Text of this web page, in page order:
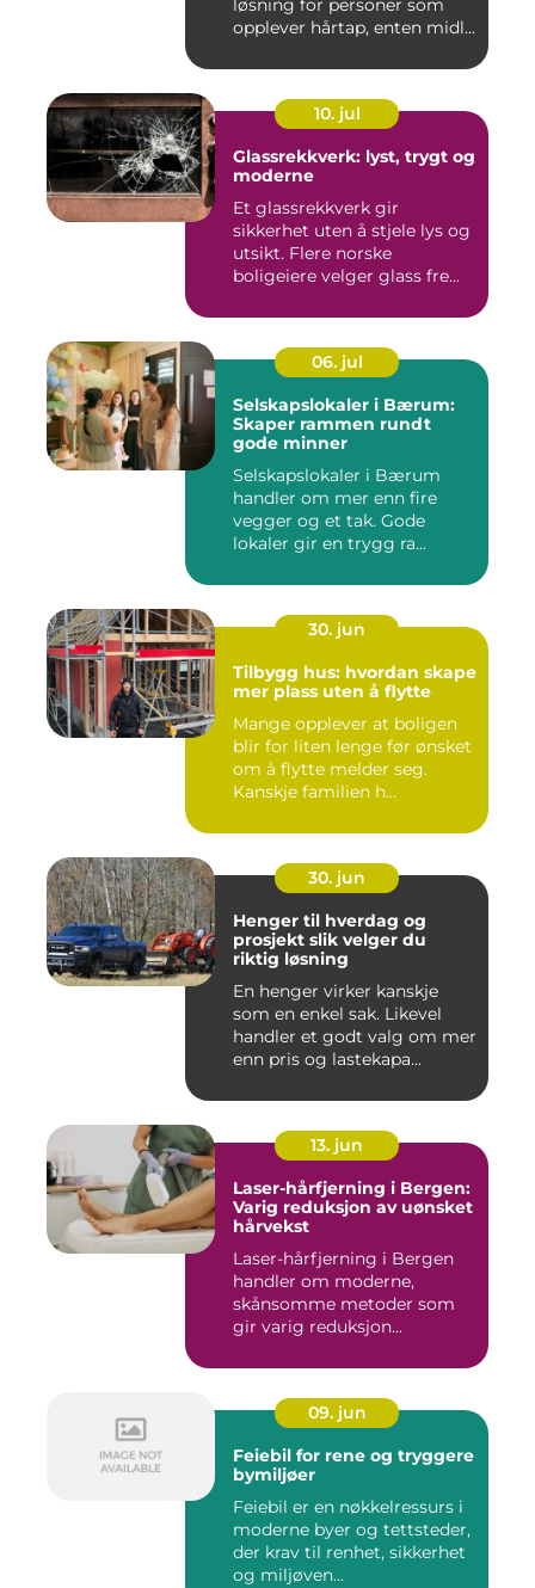
løsning for personer som
opplever hårtap, enten midl...
10. jul
Glassrekkverk: lyst, trygt og
moderne
Et glassrekkverk gir
sikkerhet uten å stjele lys og
utsikt. Flere norske
boligeiere velger glass fre...
06. jul
Selskapslokaler i Bærum:
Skaper rammen rundt
gode minner
Selskapslokaler i Bærum
handler om mer enn fire
vegger og et tak. Gode
lokaler gir en trygg ra...
30. jun
Tilbygg hus: hvordan skape
mer plass uten å flytte
Mange opplever at boligen
blir for liten lenge før ønsket
om å flytte melder seg.
Kanskje familien h...
30. jun
Henger til hverdag og
prosjekt slik velger du
riktig løsning
En henger virker kanskje
som en enkel sak. Likevel
handler et godt valg om mer
enn pris og lastekapa...
13. jun
Laser-hårfjerning i Bergen:
Varig reduksjon av uønsket
hårvekst
Laser-hårfjerning i Bergen
handler om moderne,
skånsomme metoder som
gir varig reduksjon...
09. jun
Feiebil for rene og tryggere
bymiljøer
Feiebil er en nøkkelressurs i
moderne byer og tettsteder,
der krav til renhet, sikkerhet
og miljøven...